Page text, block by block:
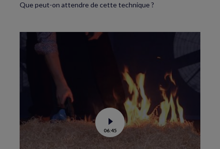
Que peut-on attendre de cette technique ?
Voir
la
vidéo
de
06:45